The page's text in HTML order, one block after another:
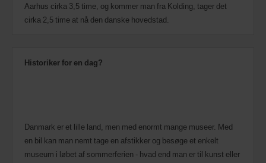
Aarhus cirka 3,5 time, og kommer man fra Kolding, tager det
cirka 2,5 time at nå den danske hovedstad.
Historiker for en dag?
Danmark er et lille land, men med enormt mange museer. Med
en bil kan man nemt tage en afstikker og besøge et enkelt
museum i løbet af sommerferien - hvad end man er til kunst eller